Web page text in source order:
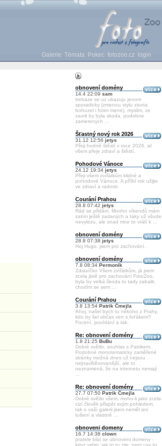
Galerie Témata Pokec fotozoo.cz login
obnovení domény
14.4 22:09 sam
trebaze se uz ukazuju jenom
sporadicky (zmenou stylu zivota
bohuzel i fotim mene), myslim, ze
zavrit by byla skoda. podobne
zamerenych ...
Šťastný nový rok 2026
31.12 12:56 jetys
Přeji hodně štěstí v roce 2026, ať
všem přeje zdraví a štěstí.
Pohodové Vánoce
24.12 19:34 jetys
Přeji všem zvířátkům klidné a
pohodové Vánoce. A příští rok užijte
ve zdraví a radosti.
Courání Prahou
28.8 07:42 jetys
Rád se přidám. Mnoho víkendů mám
zatím ještě zadaných a taky už všude
nevylezu, ale snad mne to vrátí k ...
obnovení domény
28.8 07:38 jetys
Hoj Hugo, jsem pro zachování.
obnovení domény
7.8 08:34 Permoník
Zdravíčko Všem zvířátkům, já jsem
zcela jistě pro zachování FotoZoo,
byla by velká škoda to tady zabalit,
chodím se sem ...
Courání Prahou
3.8 13:54 Patrik Čmejla
Ahoj, našel bych tu někoho z Prahy,
kdo by šel občas ven s foťákem?
Focení, povídání a tak.
Re: obnovení domény
1.8 21:25 BuBu
Dobré světlo, souhlas s Patrikem.
Podobné monotematicky zaměřené
stránky možná dnes už nejsou
nejnavštěvovanější, ale to
neznamená, že na internetu nemají
Re: obnovení domény
27.7 07:50 Patrik Čmejla
Dobré světlo všem, mohu-li jako zcela
cizí člověk přispět svým pohledem,
tak o vaší galerii jsem neměl ani
tušení a vlastně ...
obnoveni domeny
16.7 14:38 clown
pratele blizi se obnoveni domeny -
kdyz vidim, jak to tu zije, neni cas to